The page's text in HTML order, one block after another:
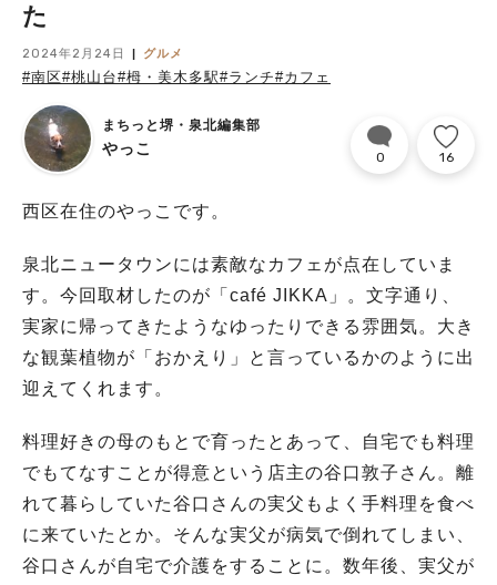
た
2024年2月24日 グルメ
#南区#桃山台#栂・美木多駅#ランチ#カフェ
まちっと堺・泉北編集部
やっこ 0 16
西区在住のやっこです。
泉北ニュータウンには素敵なカフェが点在していま
す。今回取材したのが「café JIKKA」。文字通り、
実家に帰ってきたようなゆったりできる雰囲気。大き
な観葉植物が「おかえり」と言っているかのように出
迎えてくれます。
料理好きの母のもとで育ったとあって、自宅でも料理
でもてなすことが得意という店主の谷口敦子さん。離
れて暮らしていた谷口さんの実父もよく手料理を食べ
に来ていたとか。そんな実父が病気で倒れてしまい、
谷口さんが自宅で介護をすることに。数年後、実父が